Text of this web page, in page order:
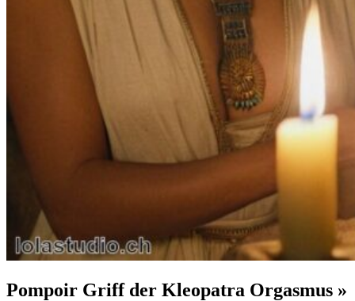
Pompoir Griff der Kleopatra Orgasmus »